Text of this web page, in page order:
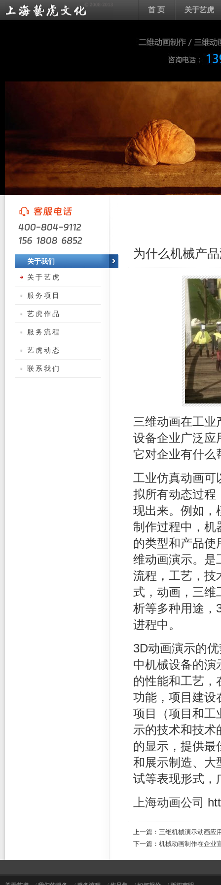
首 页 关于艺虎
为什么机械产
三维动画在工业
设备企业广泛应
它对企业有什么
工业仿真动画可
拟所有动态过程
现出来。例如，
制作过程中，机
的类型和产品使
维动画演示。是
流程，工艺，技
式，动画，三维
析等多种用途，
进程中。
3D动画演示的
中机械设备的演
的性能和工艺，
功能，项目建设
项目（项目和工
示的技术和技术
的显示，提供最
和展示制造、大
试等表现形式，
上海动画公司
上一篇： 三维机械演示动画应
下一篇： 机械动画制作在企业
关于我们
关于艺虎
服务项目
艺虎作品
服务流程
艺虎动态
联系我们